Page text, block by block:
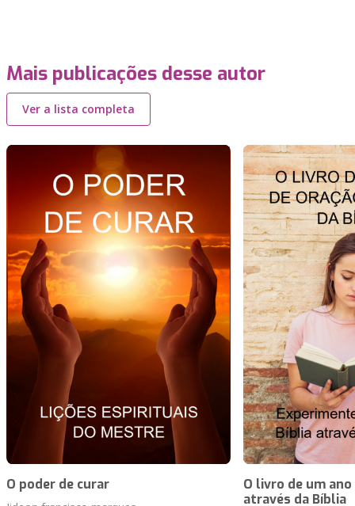
Mais publicações desse autor
Ver a lista completa
O poder de curar
O livro de um
através da Bíblia